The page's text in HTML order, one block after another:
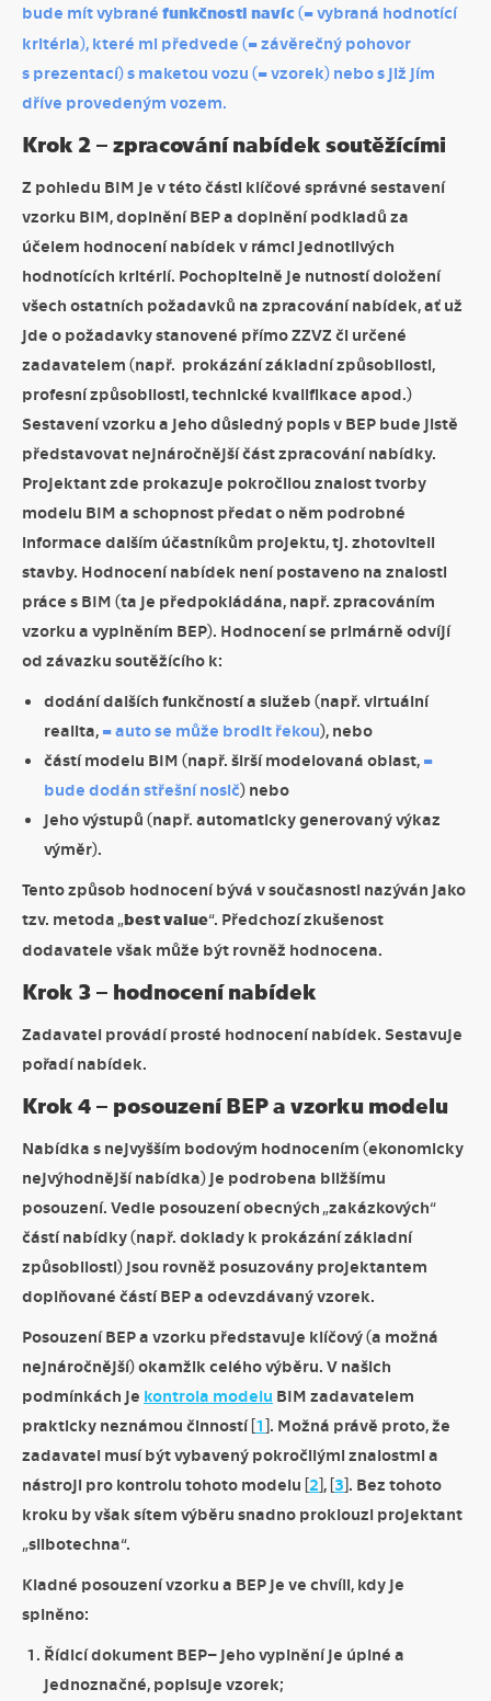
bude mít vybrané funkčnosti navíc (= vybraná hodnotící
kritéria), které mi předvede (= závěrečný pohovor
s prezentací) s maketou vozu (= vzorek) nebo s již jím
dříve provedeným vozem.
Krok 2 – zpracování nabídek soutěžícími
Z pohledu BIM je v této části klíčové správné sestavení
vzorku BIM, doplnění BEP a doplnění podkladů za
účelem hodnocení nabídek v rámci jednotlivých
hodnotících kritérií. Pochopitelně je nutností doložení
všech ostatních požadavků na zpracování nabídek, ať už
jde o požadavky stanovené přímo ZZVZ či určené
zadavatelem (např. prokázání základní způsobilosti,
profesní způsobilosti, technické kvalifikace apod.)
Sestavení vzorku a jeho důsledný popis v BEP bude jistě
představovat nejnáročnější část zpracování nabídky.
Projektant zde prokazuje pokročilou znalost tvorby
modelu BIM a schopnost předat o něm podrobné
informace dalším účastníkům projektu, tj. zhotoviteli
stavby. Hodnocení nabídek není postaveno na znalosti
práce s BIM (ta je předpokládána, např. zpracováním
vzorku a vyplněním BEP). Hodnocení se primárně odvíjí
od závazku soutěžícího k:
dodání dalších funkčností a služeb (např. virtuální
realita, = auto se může brodit řekou), nebo
částí modelu BIM (např. širší modelovaná oblast, =
bude dodán střešní nosič) nebo
jeho výstupů (např. automaticky generovaný výkaz
výměr).
Tento způsob hodnocení bývá v současnosti nazýván jako
tzv. metoda „best value“. Předchozí zkušenost
dodavatele však může být rovněž hodnocena.
Krok 3 – hodnocení nabídek
Zadavatel provádí prosté hodnocení nabídek. Sestavuje
pořadí nabídek.
Krok 4 – posouzení BEP a vzorku modelu
Nabídka s nejvyšším bodovým hodnocením (ekonomicky
nejvýhodnější nabídka) je podrobena bližšímu
posouzení. Vedle posouzení obecných „zakázkových“
částí nabídky (např. doklady k prokázání základní
způsobilosti) jsou rovněž posuzovány projektantem
doplňované částí BEP a odevzdávaný vzorek.
Posouzení BEP a vzorku představuje klíčový (a možná
nejnáročnější) okamžik celého výběru. V našich
podmínkách je kontrola modelu BIM zadavatelem
prakticky neznámou činností [1]. Možná právě proto, že
zadavatel musí být vybavený pokročilými znalostmi a
nástroji pro kontrolu tohoto modelu [2], [3]. Bez tohoto
kroku by však sítem výběru snadno proklouzl projektant
„slibotechna“.
Kladné posouzení vzorku a BEP je ve chvíli, kdy je
splněno:
Řídicí dokument BEP– jeho vyplnění je úplné a
jednoznačné, popisuje vzorek;